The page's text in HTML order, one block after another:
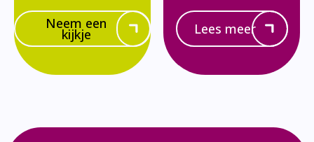
Neem een
kijkje Lees meer